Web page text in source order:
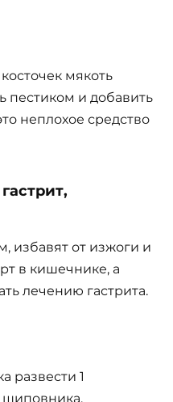
мякоть
пестиком и добавить
неплохое средство
избавят от изжоги и
в кишечнике, а
лечению гастрита.
развести 1
шиповника,